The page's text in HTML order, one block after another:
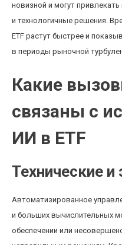
новизной и могут
и технологичные решения.
ETF растут быстрее и
в периоды рыночной
Какие
связаны с
ИИ в ETF
Технические и
Автоматизированное
и больших вычислительных
обеспечении или